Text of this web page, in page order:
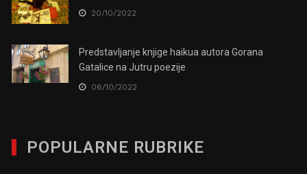
20/10/2022
Predstavljanje knjige haikua autora Gorana
Gatalice na Jutru poezije
06/10/2022
POPULARNE RUBRIKE